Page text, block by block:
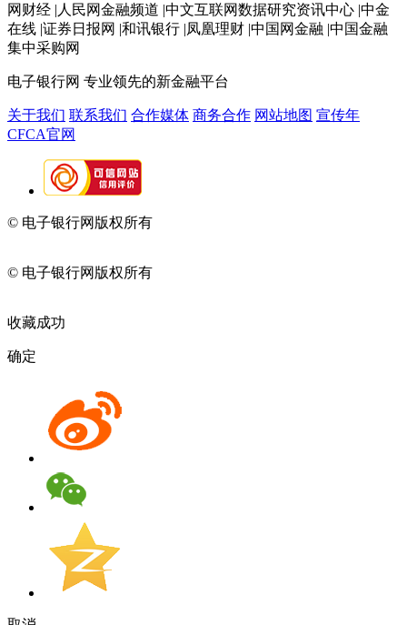
网财经 |人民网金融频道 |中文互联网数据研究资讯中心 |中金
在线 |证券日报网 |和讯银行 |凤凰理财 |中国网金融 |中国金融
集中采购网
电子银行网 专业领先的新金融平台
关于我们 联系我们 合作媒体 商务合作 网站地图 宣传年
CFCA官网
© 电子银行网版权所有
© 电子银行网版权所有
收藏成功
确定